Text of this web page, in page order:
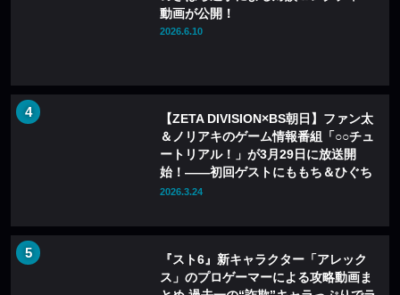
動画が公開！
2026.6.10
【ZETA DIVISION×BS朝日】ファン太
＆ノリアキのゲーム情報番組「○○チュ
ートリアル！」が3月29日に放送開
始！——初回ゲストにももち＆ひぐち
が登場
2026.3.24
『スト6』新キャラクター「アレック
ス」のプロゲーマーによる攻略動画ま